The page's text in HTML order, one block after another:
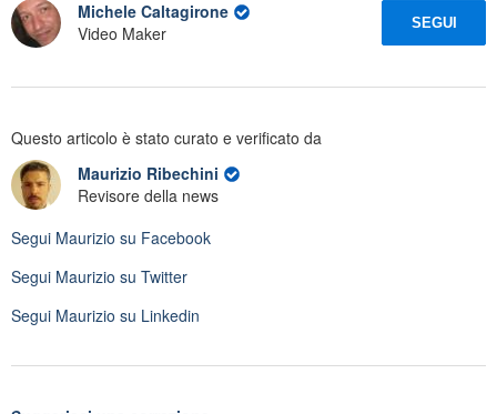
Michele Caltagirone
Video Maker
SEGUI
Questo articolo è stato curato e verificato da
Maurizio Ribechini
Revisore della news
Segui Maurizio su Facebook
Segui Maurizio su Twitter
Segui Maurizio su Linkedin